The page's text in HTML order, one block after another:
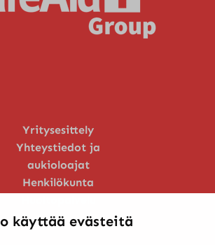
käyttää evästeitä
Yritysesittely
Yhteystiedot ja
aukioloajat
Henkilökunta